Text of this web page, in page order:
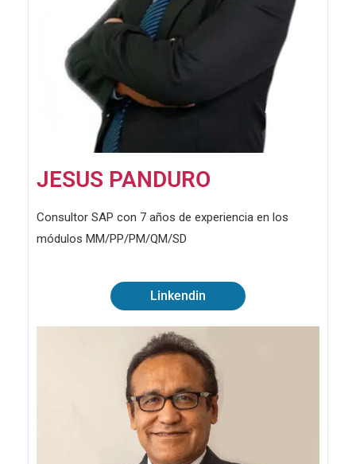
JESUS PANDURO
Consultor SAP con 7 años de experiencia en los
módulos MM/PP/PM/QM/SD
Linkendin